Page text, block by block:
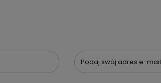
Podaj swój adres e-mail